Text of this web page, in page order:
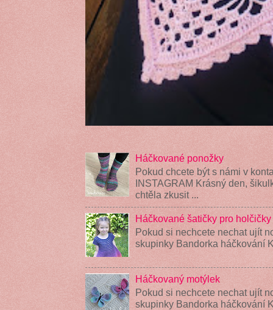
Háčkované ponožky
Pokud chcete být s námi v
INSTAGRAM Krásný den,
chtěla zkusit ...
Háčkované šatičky pro holčičky
Pokud si nechcete nechat ujít
skupinky Bandorka háčkování
Háčkovaný motýlek
Pokud si nechcete nechat ujít
skupinky Bandorka háčkování